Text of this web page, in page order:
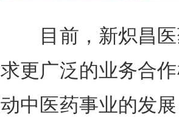
目前，新炽昌医
求更广泛的业务合
动中医药事业的发